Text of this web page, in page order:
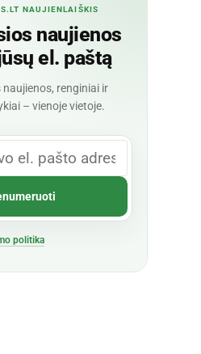
NAUJIENLAIŠKIS
naujienos
el. paštą
renginiai ir
– vienoje vietoje.
politika